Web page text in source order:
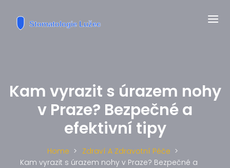
Kam vyrazit s úrazem nohy
v Praze? Bezpečné a
efektivní tipy
Home
Zdraví A Zdravotní Péče
Kam vyrazit s úrazem nohy v Praze? Bezpečné a